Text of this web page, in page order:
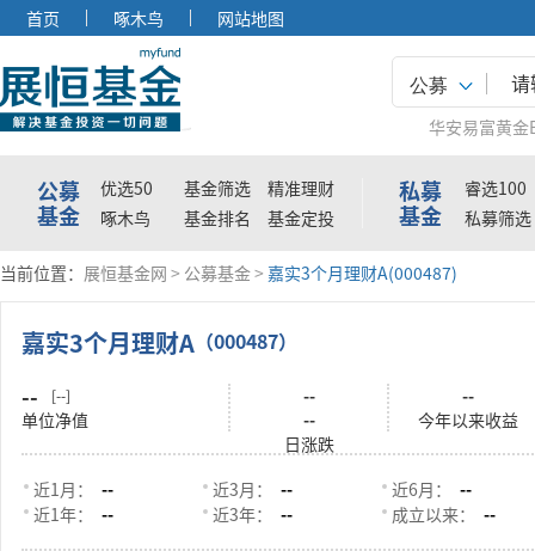
首页 啄木鸟 网站地图
公募
华安易富黄金
公募
基金
优选50 基金筛选
精准理财
啄木鸟
基金排名 基金定投
私募
基金
睿选100
私募筛选
当前位置： 展恒基金网 > 公募基金> 嘉实3个月理财A(000487)
嘉实3个月理财A （000487）
-- [--]
单位净值
--
--
日涨跌
--
今年以来收益
近1月：
--
近1年：
--
近3月：
--
近3年：
--
近6月：
--
成立以来：
--